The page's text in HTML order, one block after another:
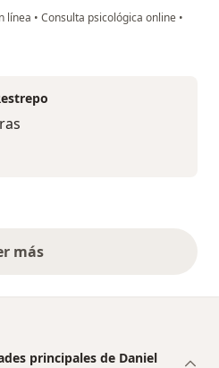
línea • Consulta psicológica online •
más
opiniones anteriores
principales de Daniel